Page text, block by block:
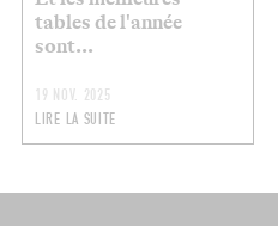
tables de l'année
sont...
19 NOV. 2025
LIRE LA SUITE